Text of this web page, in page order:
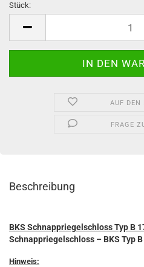
Stück:
AUF DEN
FRAGE
Beschreibung
BKS Schnappriegelschloss Typ B
Schnappriegelschloss – BKS Typ
Hinweis: